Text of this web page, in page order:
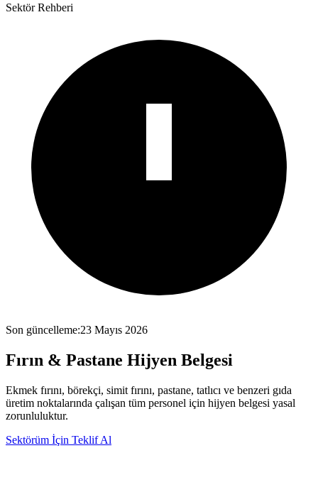
Sektör Rehberi
Son güncelleme:23 Mayıs 2026
Fırın & Pastane Hijyen Belgesi
Ekmek fırını, börekçi, simit fırını, pastane, tatlıcı ve benzeri gıda
üretim noktalarında çalışan tüm personel için hijyen belgesi yasal
zorunluluktur.
Sektörüm İçin Teklif Al